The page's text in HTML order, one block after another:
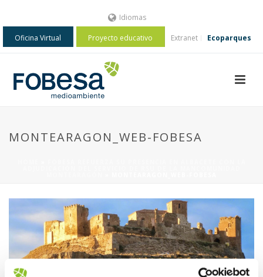
Idiomas
Oficina Virtual Proyecto educativo Extranet Ecoparques
MONTEARAGON_WEB-FOBESA